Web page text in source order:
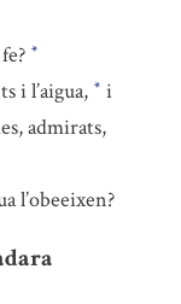
*
i l’aigua, * i
admirats,
l’obeeixen?